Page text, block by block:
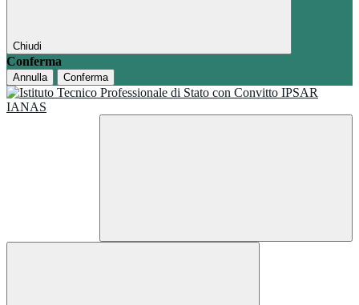
Chiudi
Conferma
Annulla Conferma